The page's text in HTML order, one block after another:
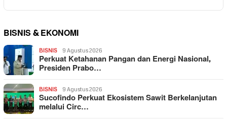
BISNIS & EKONOMI
BISNIS 9 Agustus 2026
Perkuat Ketahanan Pangan dan Energi Nasional,
Presiden Prabo…
BISNIS 9 Agustus 2026
Sucofindo Perkuat Ekosistem Sawit Berkelanjutan
melalui Circ…